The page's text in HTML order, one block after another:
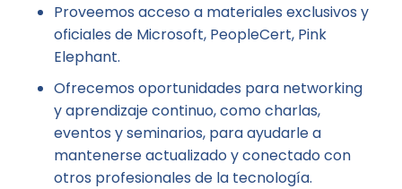
Proveemos acceso a materiales exclusivos y
oficiales de Microsoft, PeopleCert, Pink
Elephant.
Ofrecemos oportunidades para networking
y aprendizaje continuo, como charlas,
eventos y seminarios, para ayudarle a
mantenerse actualizado y conectado con
otros profesionales de la tecnología.